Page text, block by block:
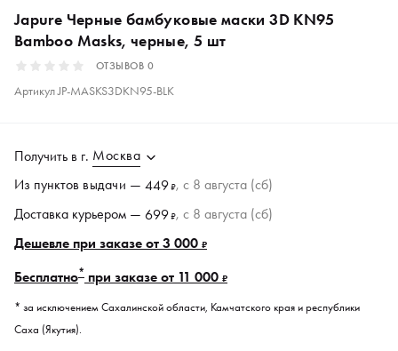
Japure Черные бамбуковые маски 3D KN95
Bamboo Masks, черные, 5 шт
ОТЗЫВОВ 0
АртикулJP-MASKS3DKN95-BLK
Получить в г. Москва
Из пунктов выдачи — 449₽, c 8 августа (сб)
Доставка курьером — 699₽, c 8 августа (сб)
Дешевле при заказе от 3 000 ₽
Бесплатно* при заказе от 11 000 ₽
* за исключением Сахалинской области, Камчатского края и республики
Саха (Якутия).